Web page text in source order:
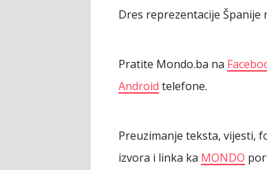
Dres reprezentacije Španije
Pratite Mondo.ba na
Android telefone.
Preuzimanje teksta, vijesti,
izvora i linka ka MONDO